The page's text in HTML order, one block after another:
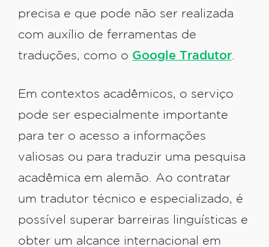
precisa e que pode não ser realizada
com auxílio de ferramentas de
traduções, como o Google Tradutor
Em contextos acadêmicos, o serviço
pode ser especialmente importante
para ter o acesso a informações
valiosas ou para traduzir uma pesquisa
acadêmica em alemão. Ao contratar
um tradutor técnico e especializado, é
possível superar barreiras linguísticas e
obter um alcance internacional em